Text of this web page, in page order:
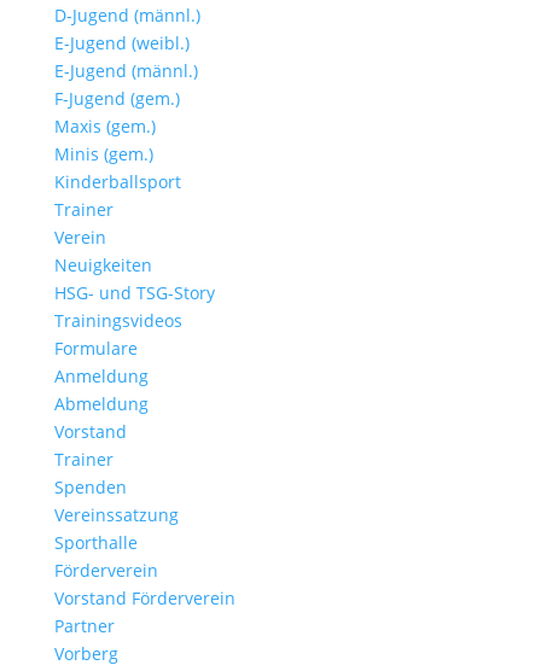
D-Jugend (männl.)
E-Jugend (weibl.)
E-Jugend (männl.)
F-Jugend (gem.)
Maxis (gem.)
Minis (gem.)
Kinderballsport
Trainer
Verein
Neuigkeiten
HSG- und TSG-Story
Trainingsvideos
Formulare
Anmeldung
Abmeldung
Vorstand
Trainer
Spenden
Vereinssatzung
Sporthalle
Förderverein
Vorstand Förderverein
Partner
Vorberg